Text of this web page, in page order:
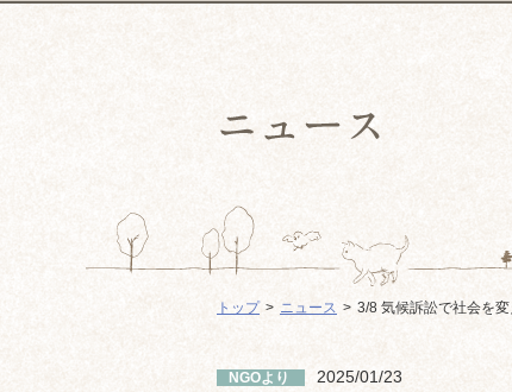
トップ ニュース 3/8 気候訴訟で社会を
NGOより 2025/01/23